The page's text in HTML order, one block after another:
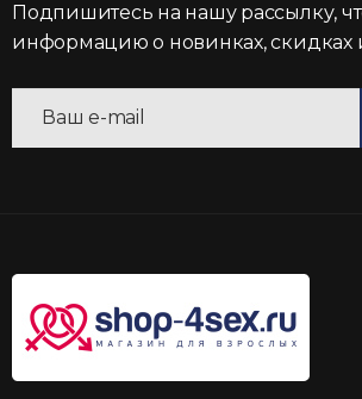
Подпишитесь на нашу рассылку,
информацию о новинках, скидках